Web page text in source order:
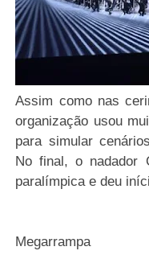
Assim como nas
organização usou
para simular
No final, o nadador
paralímpica e deu
Megarrampa